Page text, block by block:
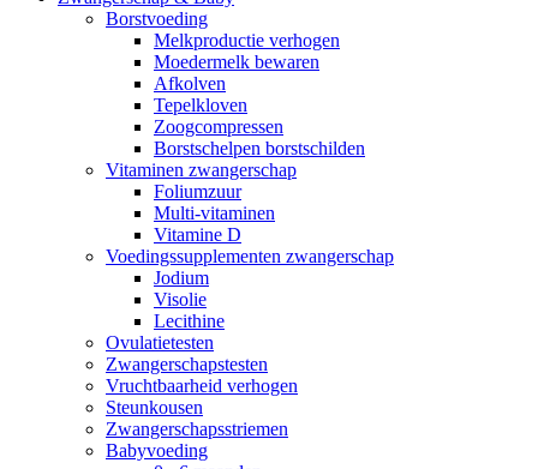
Borstvoeding
Melkproductie verhogen
Moedermelk bewaren
Afkolven
Tepelkloven
Zoogcompressen
Borstschelpen borstschilden
Vitaminen zwangerschap
Foliumzuur
Multi-vitaminen
Vitamine D
Voedingssupplementen zwangerschap
Jodium
Visolie
Lecithine
Ovulatietesten
Zwangerschapstesten
Vruchtbaarheid verhogen
Steunkousen
Zwangerschapsstriemen
Babyvoeding